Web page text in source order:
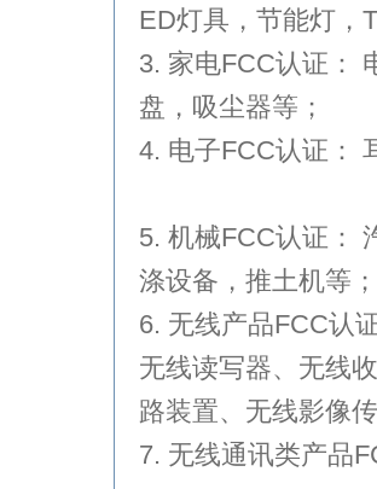
ED灯具，节能
3. 家电FCC认证：
盘，吸尘器
4. 电子FCC认证：
5. 机械FCC认证：
涤设备，推土机等；
6. 无线产品FCC认
无线读写器、无线
路装置、无线影像
7. 无线通讯类产品